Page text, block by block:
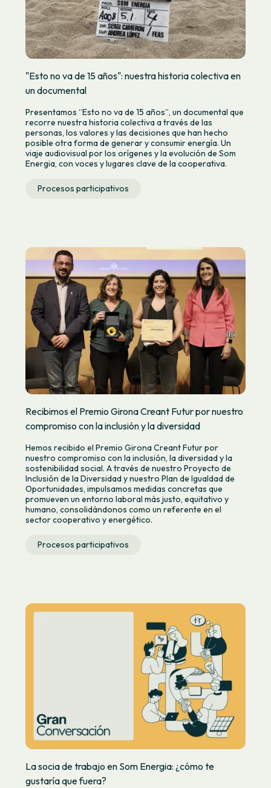
"Esto no va de 15 años": nuestra historia colectiva en
un documental
Presentamos “Esto no va de 15 años”, un documental que
recorre nuestra historia colectiva a través de las
personas, los valores y las decisiones que han hecho
posible otra forma de generar y consumir energía. Un
viaje audiovisual por los orígenes y la evolución de Som
Energia, con voces y lugares clave de la cooperativa.
Procesos participativos
Recibimos el Premio Girona Creant Futur por nuestro
compromiso con la inclusión y la diversidad
Hemos recibido el Premio Girona Creant Futur por
nuestro compromiso con la inclusión, la diversidad y la
sostenibilidad social. A través de nuestro Proyecto de
Inclusión de la Diversidad y nuestro Plan de Igualdad de
Oportunidades, impulsamos medidas concretas que
promueven un entorno laboral más justo, equitativo y
humano, consolidándonos como un referente en el
sector cooperativo y energético.
Procesos participativos
La socia de trabajo en Som Energia: ¿cómo te
gustaría que fuera?